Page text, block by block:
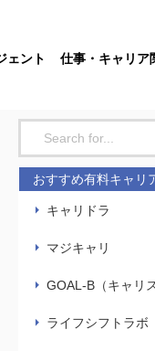
ェント 仕事・キャリア
おすすめ有料キャリ
キャリドラ
マジキャリ
GOAL-B（キャリ
ライフシフトラボ